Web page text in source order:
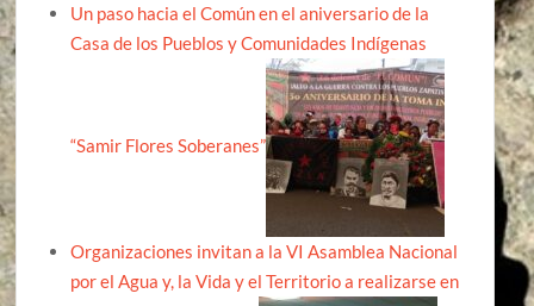
Un paso hacia el Común en el aniversario de la
Casa de los Pueblos y Comunidades Indígenas
“Samir Flores Soberanes”
Organizaciones invitan a la VI Asamblea Nacional
por el Agua y, la Vida y el Territorio a realizarse en